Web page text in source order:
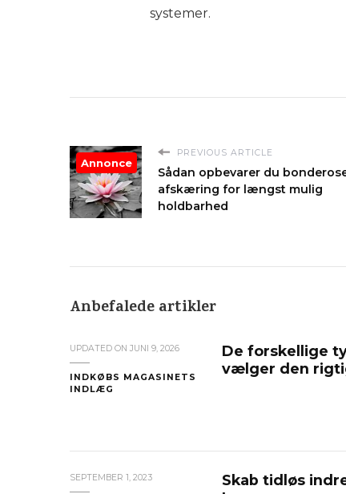
systemer.
PREVIOUS ARTICLE
Sådan opbevarer du
afskæring for længst mulig
holdbarhed
Annonce
Anbefalede artikler
UPDATED ON JUNI 9, 2026
INDKØBS MAGASINETS
INDLÆG
De forskellige
vælger den
SEPTEMBER 1, 2023
Skab tidløs